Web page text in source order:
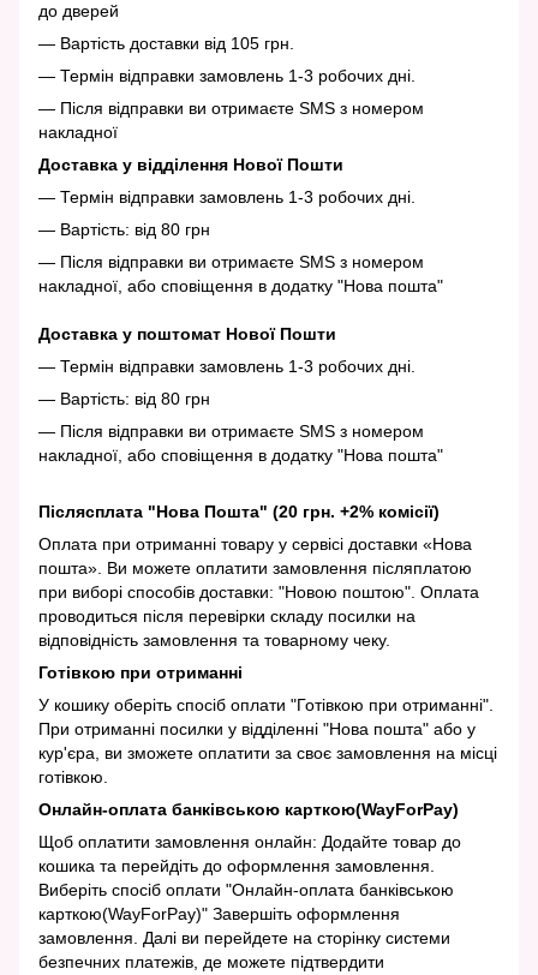
до дверей
— Вартість доставки від 105 грн.
— Термін відправки замовлень 1-3 робочих дні.
— Після відправки ви отримаєте SMS з номером
накладної
Доставка у відділення Нової Пошти
— Термін відправки замовлень 1-3 робочих дні.
— Вартість: від 80 грн
— Після відправки ви отримаєте SMS з номером
накладної, або сповіщення в додатку "Нова пошта"
Доставка у поштомат Нової Пошти
— Термін відправки замовлень 1-3 робочих дні.
— Вартість: від 80 грн
— Після відправки ви отримаєте SMS з номером
накладної, або сповіщення в додатку "Нова пошта"
Післясплата "Нова Пошта" (20 грн. +2% комісії)
Оплата при отриманні товару у сервісі доставки «Нова
пошта». Ви можете оплатити замовлення післяплатою
при виборі способів доставки: "Новою поштою". Оплата
проводиться після перевірки складу посилки на
відповідність замовлення та товарному чеку.
Готівкою при отриманні
У кошику оберіть спосіб оплати "Готівкою при отриманні".
При отриманні посилки у відділенні "Нова пошта" або у
кур'єра, ви зможете оплатити за своє замовлення на місці
готівкою.
Онлайн-оплата банківською карткою(WayForPay)
Щоб оплатити замовлення онлайн: Додайте товар до
кошика та перейдіть до оформлення замовлення.
Виберіть спосіб оплати "Онлайн-оплата банківською
карткою(WayForPay)" Завершіть оформлення
замовлення. Далі ви перейдете на сторінку системи
безпечних платежів, де можете підтвердити